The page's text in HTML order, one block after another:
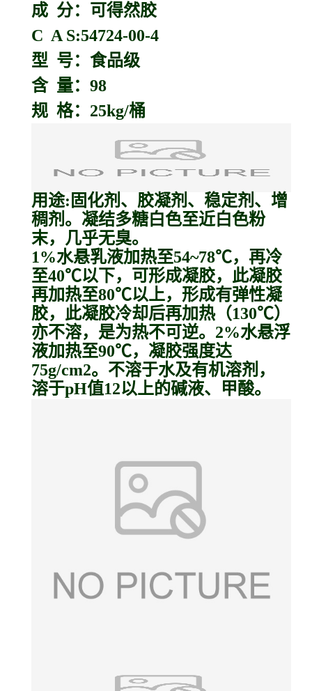
成 分：可得然胶
C A S:54724-00-4
型 号：食品级
含 量：98
规 格：25kg/桶
用途:固化剂、胶凝剂、稳定剂、增
稠剂。凝结多糖白色至近白色粉
末，几乎无臭。
1%水悬乳液加热至54~78℃，再冷
至40℃以下，可形成凝胶，此凝胶
再加热至80℃以上，形成有弹性凝
胶，此凝胶冷却后再加热（130℃）
亦不溶，是为热不可逆。2%水悬浮
液加热至90℃，凝胶强度达
75g/cm2。不溶于水及有机溶剂，
溶于pH值12以上的碱液、甲酸。